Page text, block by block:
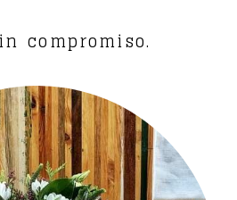
compromiso.